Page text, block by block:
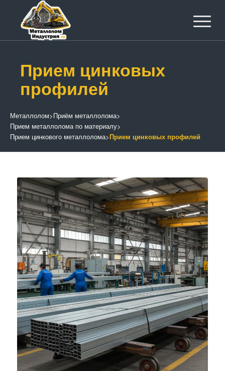
Прием цинковых
профилей
Металлолом>Приём металлолома>
Прием металлолома по материалу>
Прием цинкового металлолома>Прием цинковых профилей